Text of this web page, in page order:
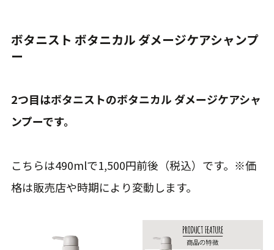
ボタニスト ボタニカル ダメージケアシャンプ
ー
2つ目はボタニストのボタニカル ダメージケアシャ
ンプーです。
こちらは490mlで1,500円前後（税込）です。※価
格は販売店や時期により変動します。